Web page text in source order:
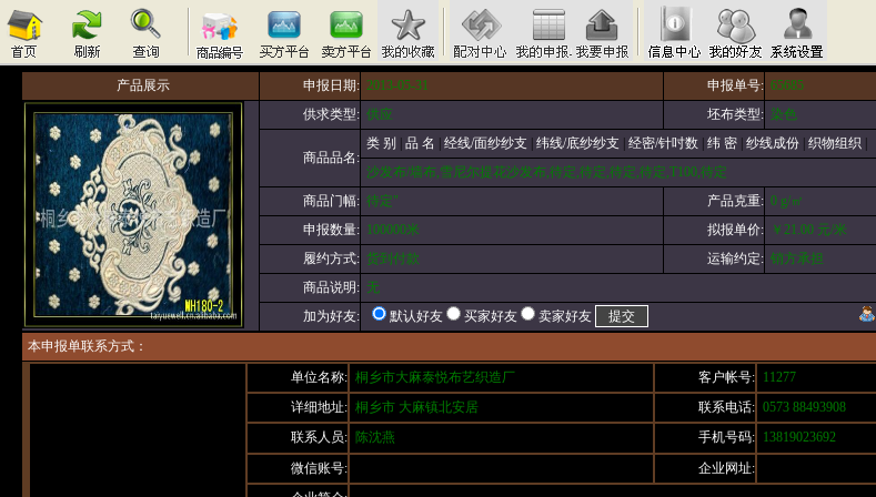
产品展示 申报日期: 2013-05-31 申报单号: 65685
供求类型: 供应 坯布类型: 染色
商品品名:
类 别 品 名 经线/面纱纱支 纬线/底纱纱支 经密/针吋数 纬 密 纱线成份 织物组织
沙发布/墙布,雪尼尔提花沙发布,待定,待定,待定,待定,T100,待定
商品门幅: 待定" 产品克重: 0 g/㎡
申报数量: 100000米 拟报单价: ￥21.00 元/米
履约方式: 货到付款 运输约定: 销方承担
商品说明: 无
加为好友:
默认好友 买家好友 卖家好友
本申报单联系方式：
单位名称: 桐乡市大麻泰悦布艺织造厂 客户帐号: 11277
详细地址: 桐乡市 大麻镇北安居 联系电话: 0573 88493908
联系人员:
陈沈燕 手机号码: 13819023692
微信账号:
企业网址: